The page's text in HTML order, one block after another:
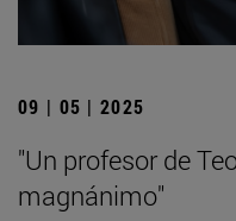
09 | 05 | 2025
"Un profesor de
magnánimo"